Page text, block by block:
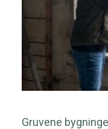
Overnatting
Søk
Gruvene